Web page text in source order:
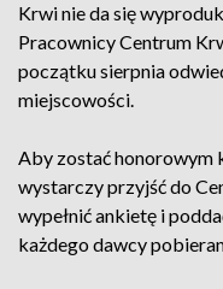
Krwi nie da się
Pracownicy Centrum
początku sierpnia
miejscowości.
Aby zostać honorowym
wystarczy przyjść do
wypełnić ankietę i
każdego dawcy